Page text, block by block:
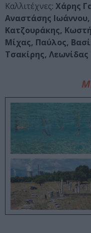
Καλλιτέχνες: Χάρης
Αναστάσης
Κατζουράκης,
Μίχας, Παύλος,
Τσακίρης, Λεωνίδας